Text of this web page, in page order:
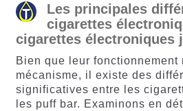
Les principales
cigarettes
cigarettes électroniques
Bien que leur fonctionnement
mécanisme, il existe des
significatives entre les
les puff bar. Examinons en